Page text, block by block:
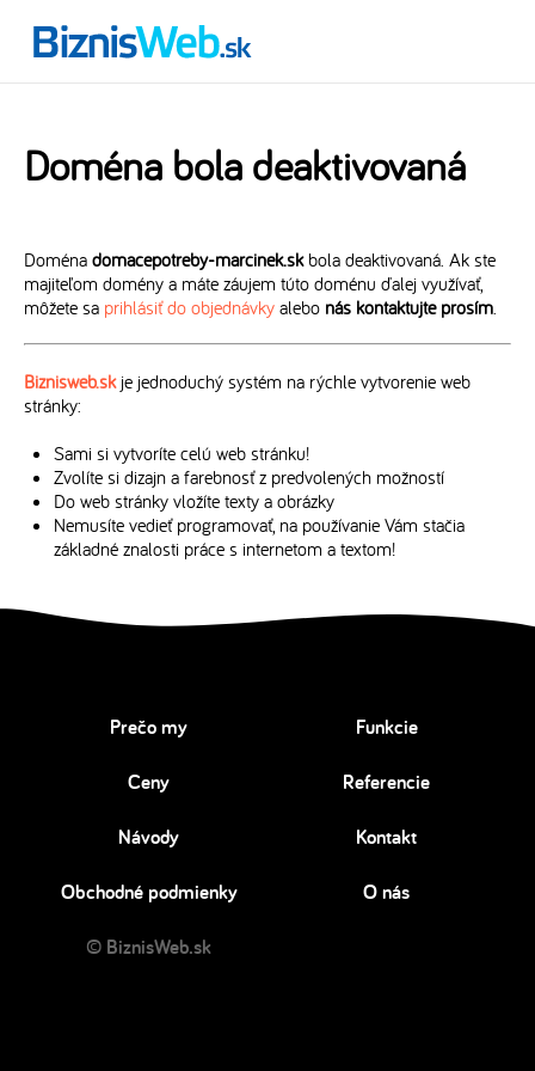
Doména bola deaktivovaná
Doména domacepotreby-marcinek.skbola deaktivovaná. Ak ste
majiteľom domény a máte záujem túto doménu ďalej využívať,
môžete sa prihlásiť do objednávky alebo nás kontaktujte prosím.
Biznisweb.skje jednoduchý systém na rýchle vytvorenie web
stránky:
Sami si vytvoríte celú web stránku!
Zvolíte si dizajn a farebnosť z predvolených možností
Do web stránky vložíte texty a obrázky
Nemusíte vedieť programovať, na používanie Vám stačia
základné znalosti práce s internetom a textom!
Prečo my Funkcie
Ceny Referencie
Návody Kontakt
Obchodné podmienky O nás
© BiznisWeb.sk